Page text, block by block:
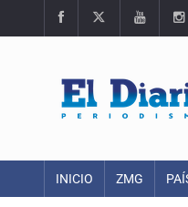
INICIO ZMG